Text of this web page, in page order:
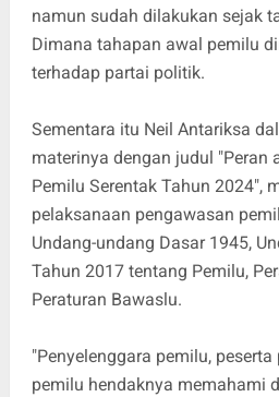
namun sudah dilakukan sejak
Dimana tahapan awal pemilu
terhadap partai politik.
Sementara itu Neil Antariksa
materinya dengan judul
Pemilu Serentak Tahun 2024",
pelaksanaan pengawasan
Undang-undang Dasar 1945,
Tahun 2017 tentang Pemilu,
Peraturan Bawaslu.
"Penyelenggara pemilu,
pemilu hendaknya memahami